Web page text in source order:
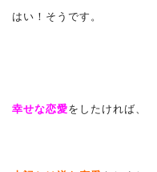
はい！そうです。
幸せな恋愛をしたければ、